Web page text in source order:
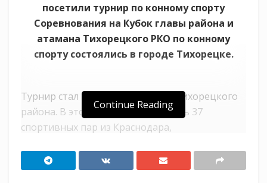
посетили турнир по конному спорту
Соревнования на Кубок главы района и
атамана Тихорецкого РКО по конному
спорту состоялись в городе Тихорецке.
Турнир стал традиционным для Тихорецкого
района. В этом году соревновались 37
спортивных пар из Краснодара,
Ленинградского и Тихорецкого районов.
Continue Reading